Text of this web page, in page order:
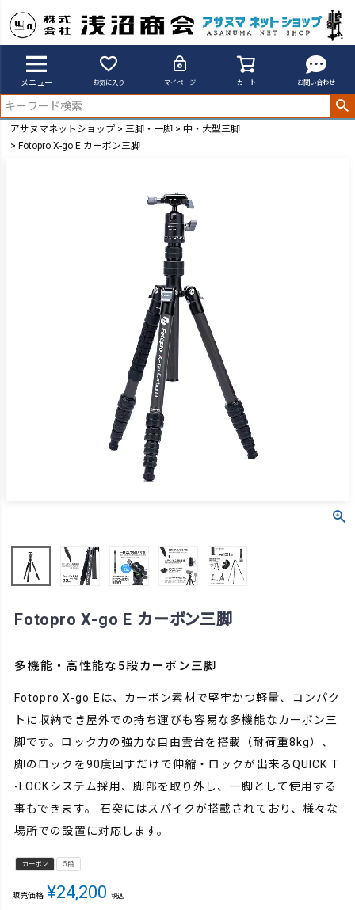
メニュー お気に入り マイページ カート お問い合わせ
アサヌマネットショップ 三脚・一脚
中・大型三脚
Fotopro X-go E カーボン三脚
Fotopro X-go E カーボン三脚
多機能・高性能な5段カーボン三脚
Fotopro X-go Eは、カーボン素材で堅牢かつ軽量、コンパク
トに収納でき屋外での持ち運びも容易な多機能なカーボン三
脚です。ロック力の強力な自由雲台を搭載（耐荷重8kg）、
脚のロックを90度回すだけで伸縮・ロックが出来るQUICK T
-LOCKシステム採用、脚部を取り外し、一脚として使用する
事もできます。 石突にはスパイクが搭載されており、様々な
場所での設置に対応します。
カーボン 5段
販売価格 ¥24,200 税込